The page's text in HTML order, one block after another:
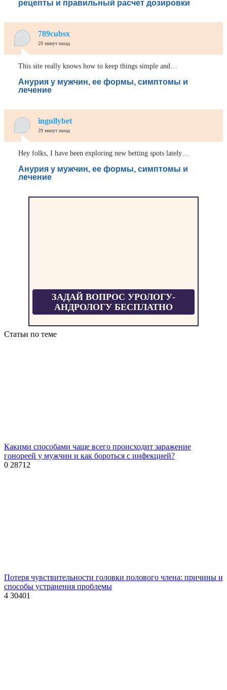
рецепты и правильный расчет дозировки
789cubsx
29 минут назад
This site really knows how to keep things simple and…
Анурия у мужчин, ее формы, симптомы и
лечение
ingullybet
29 минут назад
Hey folks, I have been exploring new betting spots lately…
Анурия у мужчин, ее формы, симптомы и
лечение
ЗАДАЙ ВОПРОС УРОЛОГУ-
АНДРОЛОГУ БЕСПЛАТНО
Статьи по теме
Какими способами чаще всего происходит заражение
гонореей у мужчин и как бороться с инфекцией?
0 28712
Потеря чувствительности головки полового члена: причины и
способы устранения проблемы
4 30401